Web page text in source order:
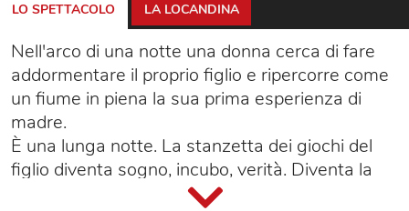
LO SPETTACOLO LA LOCANDINA
Nell'arco di una notte una donna cerca di fare
addormentare il proprio figlio e ripercorre come
un fiume in piena la sua prima esperienza di
madre.
È una lunga notte. La stanzetta dei giochi del
figlio diventa sogno, incubo, verità. Diventa la
scatola magica. Diventa un viaggio dentro se